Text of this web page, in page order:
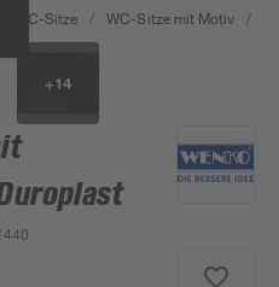
WC-Sitze / WC-Sitze mit Motiv /
+14